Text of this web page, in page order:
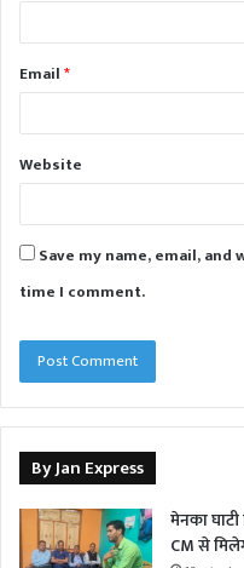
Email*
Website
Save my name, email,
time I comment.
By Jan Express
मेनका
CM से